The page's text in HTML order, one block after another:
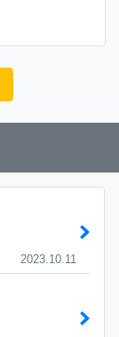
2023.10.11